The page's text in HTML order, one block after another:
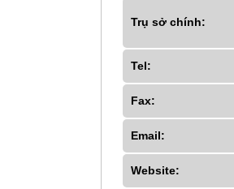
Trụ sở chính:
Tel:
Fax:
Email:
Website: